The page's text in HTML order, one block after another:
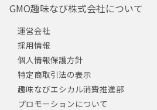
GMO趣味なび株式会社について
運営会社
採用情報
個人情報保護方針
特定商取引法の表示
趣味なびエシカル消費推進部
プロモーションについて